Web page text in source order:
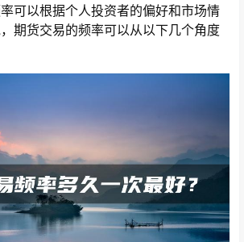
以根据个人投资者的偏好和市场情
期货交易的频率可以从以下几个角度